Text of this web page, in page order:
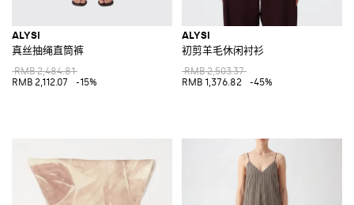
ALYSI
真丝抽绳直筒裤
RMB 2,484.81
RMB 2,112.07
-15%
ALYSI
初剪羊毛休闲衬衫
RMB 2,503.37
RMB 1,376.82
-45%